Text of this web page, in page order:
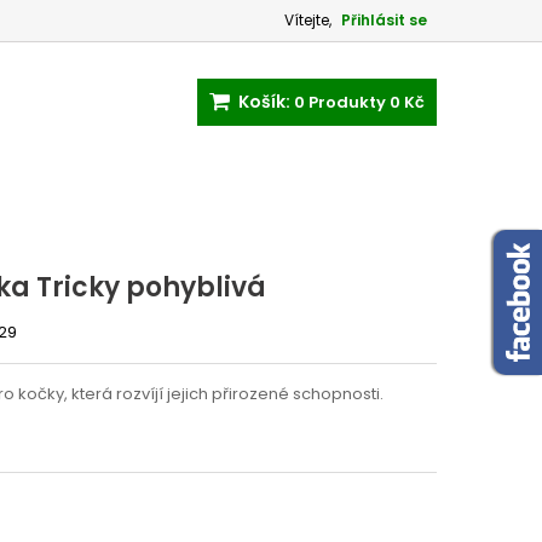
Vítejte, Přihlásit se
Košík: 0 Produkty 0 Kč
Tricky pohyblivá
kočky, která rozvíjí jejich přirozené schopnosti.